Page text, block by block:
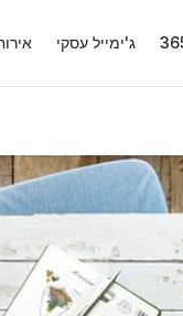
ג'ימייל עסקי